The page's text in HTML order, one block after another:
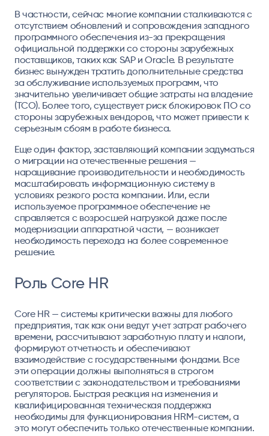
В частности, сейчас многие компании сталкиваются с
отсутствием обновлений и сопровождения западного
программного обеспечения из-за прекращения
официальной поддержки со стороны зарубежных
поставщиков, таких как SAP и Oracle. В результате
бизнес вынужден тратить дополнительные средства
за обслуживание используемых программ, что
значительно увеличивает общие затраты на владение
(ТСО). Более того, существует риск блокировок ПО со
стороны зарубежных вендоров, что может привести к
серьезным сбоям в работе бизнеса.
Еще один фактор, заставляющий компании задуматься
о миграции на отечественные решения —
наращивание производительности и необходимость
масштабировать информационную систему в
условиях резкого роста компании. Или, если
используемое программное обеспечение не
справляется с возросшей нагрузкой даже после
модернизации аппаратной части, — возникает
необходимость перехода на более современное
решение.
Роль Core HR
Core HR — системы критически важны для любого
предприятия, так как они ведут учет затрат рабочего
времени, рассчитывают заработную плату и налоги,
формируют отчетность и обеспечивают
взаимодействие с государственными фондами. Все
эти операции должны выполняться в строгом
соответствии с законодательством и требованиями
регуляторов. Быстрая реакция на изменения и
квалифицированная техническая поддержка
необходимы для функционирования HRM-систем, а
это могут обеспечить только отечественные компании.